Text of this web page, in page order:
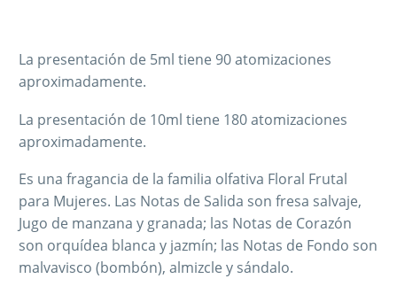
La presentación de 5ml tiene 90 atomizaciones
aproximadamente.
La presentación de 10ml tiene 180 atomizaciones
aproximadamente.
Es una fragancia de la familia olfativa Floral Frutal
para Mujeres. Las Notas de Salida son fresa salvaje,
Jugo de manzana y granada; las Notas de Corazón
son orquídea blanca y jazmín; las Notas de Fondo son
malvavisco (bombón), almizcle y sándalo.